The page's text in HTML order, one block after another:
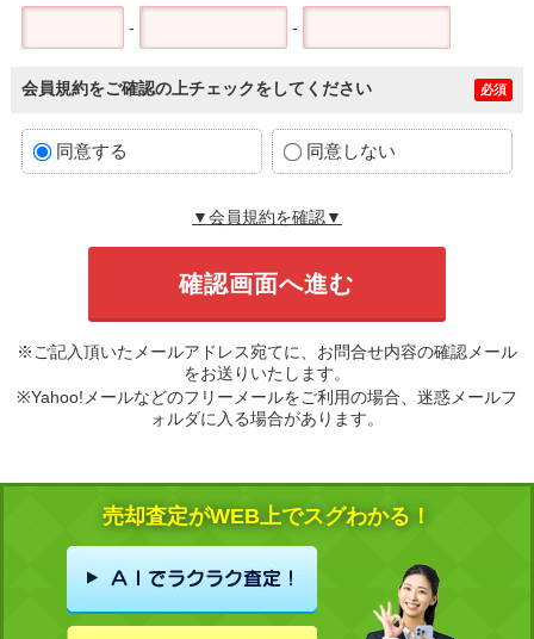
- -
会員規約をご確認の上チェックをしてください 必須
同意する 同意しない
▼会員規約を確認▼
※ご記入頂いたメールアドレス宛てに、お問合せ内容の確認メール
をお送りいたします。
※Yahoo!メールなどのフリーメールをご利用の場合、迷惑メールフ
ォルダに入る場合があります。
売却査定がWEB上でスグわかる！